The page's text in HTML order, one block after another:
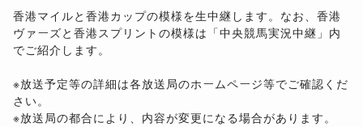
香港マイルと香港カップの模様を生中継します。なお、香港
ヴァーズと香港スプリントの模様は「中央競馬実況中継」内
でご紹介します。
※放送予定等の詳細は各放送局のホームページ等でご確認くだ
さい。
※放送局の都合により、内容が変更になる場合があります。